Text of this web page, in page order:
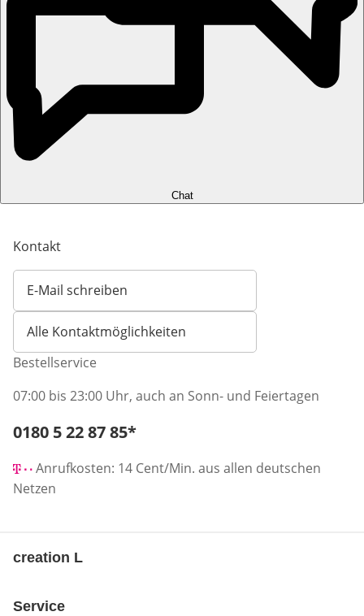
Chat
Kontakt
E-Mail schreiben
Öffnet E-Mail-Client
Alle Kontaktmöglichkeiten
Bestellservice
07:00 bis 23:00 Uhr, auch an Sonn- und Feiertagen
Telefonnummer:
0180 5 22 87 85*
Anrufkosten: 14 Cent/Min. aus allen deutschen
Netzen
creation L
Service